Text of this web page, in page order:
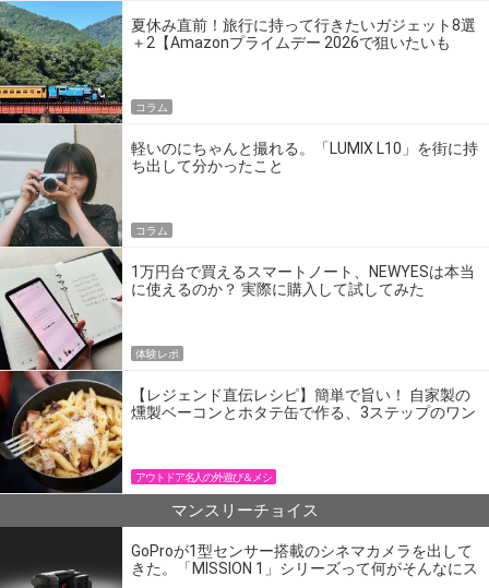
夏休み直前！旅行に持って行きたいガジェット8選
＋2【Amazonプライムデー 2026で狙いたいも
コラム
軽いのにちゃんと撮れる。「LUMIX L10」を街に持
ち出して分かったこと
コラム
1万円台で買えるスマートノート、NEWYESは本当
に使えるのか？ 実際に購入して試してみた
体験レポ
【レジェンド直伝レシピ】簡単で旨い！ 自家製の
燻製ベーコンとホタテ缶で作る、3ステップのワン
アウトドア名人の外遊び＆メシ
マンスリーチョイス
GoProが1型センサー搭載のシネマカメラを出して
きた。「MISSION 1」シリーズって何がそんなにス